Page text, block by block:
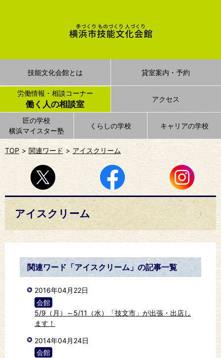
技能文化会館とは 貸室案内・予約
労働情報・相談コーナー
働く人の相談室
匠の学校
横浜マイスター塾
くらしの学校 キャリアの学校
アクセス
TOP 関連ワード アイスクリーム
アイスクリーム
関連ワード「アイスクリーム」の記事一覧
2016年04月22日
会館
5/9（月）～5/11（水）「技文市」が出張・出店し
ます！
2014年04月24日
会館